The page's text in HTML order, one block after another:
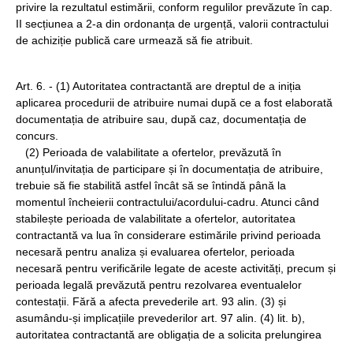
privire la rezultatul estimării, conform regulilor prevăzute în cap.
II secțiunea a 2-a din ordonanța de urgență, valorii contractului
de achiziție publică care urmează să fie atribuit.
Art. 6. - (1) Autoritatea contractantă are dreptul de a iniția
aplicarea procedurii de atribuire numai după ce a fost elaborată
documentația de atribuire sau, după caz, documentația de
concurs.
(2) Perioada de valabilitate a ofertelor, prevăzută în
anunțul/invitația de participare și în documentația de atribuire,
trebuie să fie stabilită astfel încât să se întindă până la
momentul încheierii contractului/acordului-cadru. Atunci când
stabilește perioada de valabilitate a ofertelor, autoritatea
contractantă va lua în considerare estimările privind perioada
necesară pentru analiza și evaluarea ofertelor, perioada
necesară pentru verificările legate de aceste activități, precum și
perioada legală prevăzută pentru rezolvarea eventualelor
contestații. Fără a afecta prevederile art. 93 alin. (3) și
asumându-și implicațiile prevederilor art. 97 alin. (4) lit. b),
autoritatea contractantă are obligația de a solicita prelungirea